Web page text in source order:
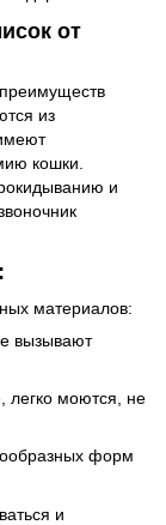
от
из
кошки.
и
материалов:
вызывают
легко моются, не
форм
и